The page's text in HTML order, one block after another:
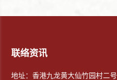
联络资讯
地址：香港九龙黄大仙竹园村二号